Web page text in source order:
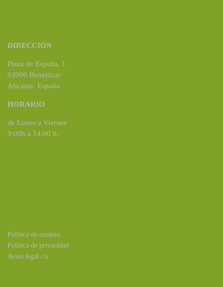
DIRECCIÓN
Plaza de España, 1
03990 Benejúzar
Alicante. España
HORARIO
de Lunes a Viernes
9:00h a 14:00 h.
Política de cookies
Política de privacidad
Aviso legal</a